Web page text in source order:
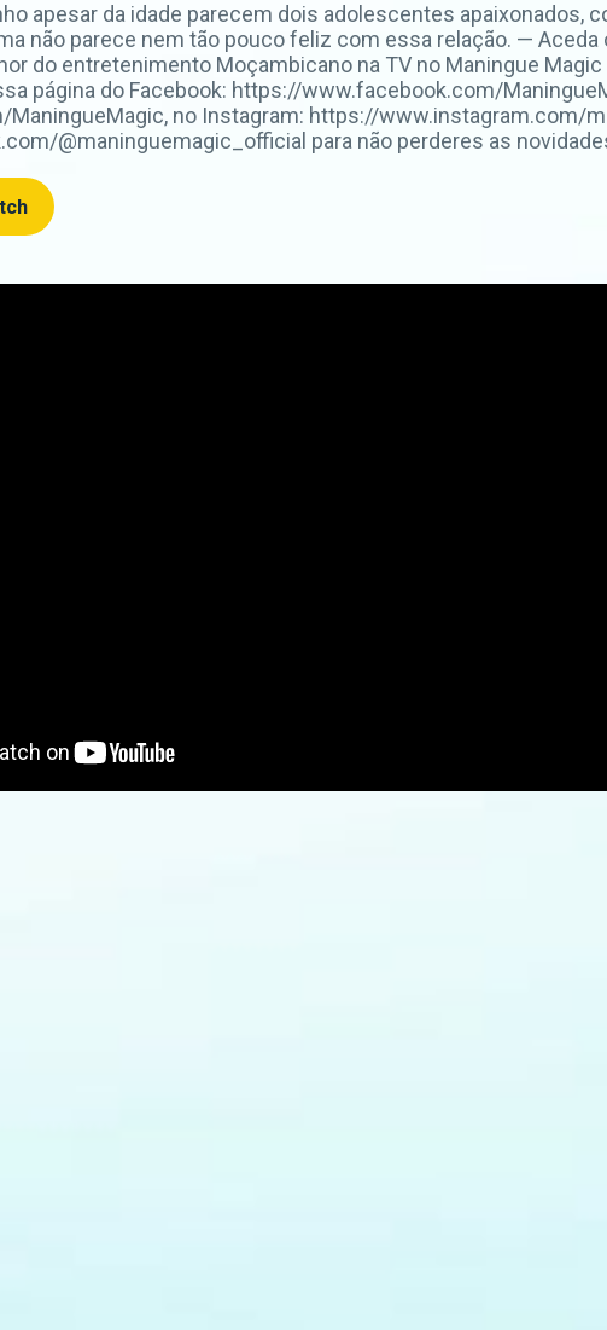
apesar da idade parecem dois adolescentes apaixonados,
não parece nem tão pouco feliz com essa relação. —
do entretenimento Moçambicano na TV no Maningue Magic
página do Facebook: https://www.facebook.com/
no Instagram: https://www.instagram.com/
@maninguemagic_official para não perderes as